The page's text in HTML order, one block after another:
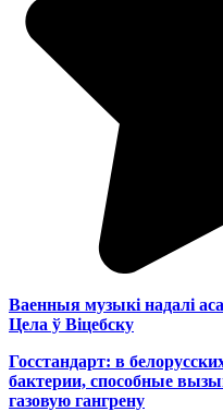
Ваенныя музыкі надалі
Цела ў Віцебску
Госстандарт: в
бактерии, способные
газовую гангрену